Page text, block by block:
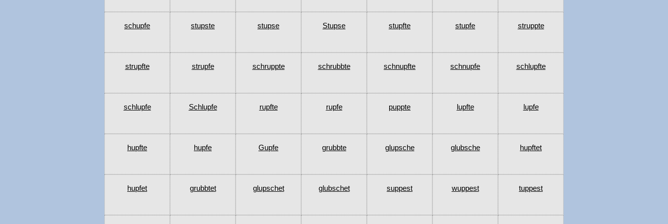
schupfe stupste stupse Stupse stupfte stupfe struppte
strupfte strupfe schruppte schrubbte schnupfte schnupfe schlupfte
schlupfe Schlupfe rupfte rupfe puppte lupfte lupfe
hupfte hupfe Gupfe grubbte glupsche glubsche hupftet
hupfet grubbtet glupschet glubschet suppest wuppest tuppest